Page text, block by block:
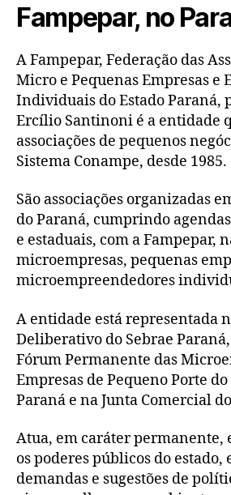
Fampepar, no
A Fampepar, Federação das
Micro e Pequenas Empresas e
Individuais do Estado Paraná,
Ercílio Santinoni é a entidade
associações de pequenos
Sistema Conampe, desde 1985.
São associações organizadas
do Paraná, cumprindo
e estaduais, com a Fampepar,
microempresas, pequenas
microempreendedores
A entidade está representada
Deliberativo do Sebrae
Fórum Permanente das
Empresas de Pequeno Porte do
Paraná e na Junta Comercial
Atua, em caráter permanente,
os poderes públicos do
demandas e sugestões de